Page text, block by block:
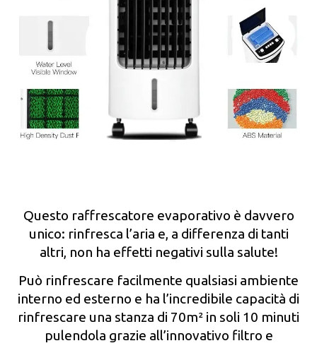
Questo raffrescatore evaporativo è davvero
unico: rinfresca l’aria e, a differenza di tanti
altri, non ha effetti negativi sulla salute!
Può rinfrescare facilmente qualsiasi ambiente
interno ed esterno e ha l’incredibile capacità di
rinfrescare una stanza di 70m² in soli 10 minuti
pulendola grazie all’innovativo filtro e